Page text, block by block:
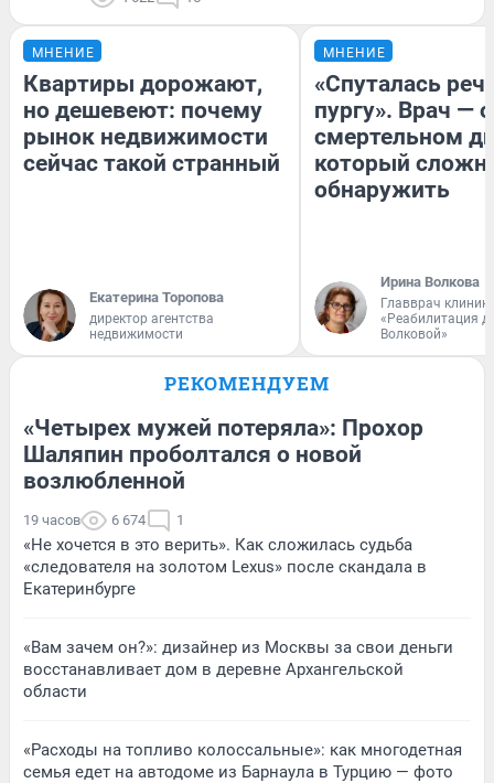
МНЕНИЕ
Квартиры дорожают,
но дешевеют: почему
рынок недвижимости
сейчас такой странный
Екатерина Торопова
директор агентства
недвижимости
МНЕНИЕ
«Спуталась
пургу». Врач — о
смертельном
который
обнаружить
Ирина Волкова
Главврач
«Реабилитация
Волковой»
РЕКОМЕНДУЕМ
«Четырех мужей потеряла»: Прохор
Шаляпин проболтался о новой
возлюбленной
19 часов 6 674 1
«Не хочется в это верить». Как сложилась судьба
«следователя на золотом Lexus» после скандала в
Екатеринбурге
«Вам зачем он?»: дизайнер из Москвы за свои деньги
восстанавливает дом в деревне Архангельской
области
«Расходы на топливо колоссальные»: как многодетная
семья едет на автодоме из Барнаула в Турцию — фото